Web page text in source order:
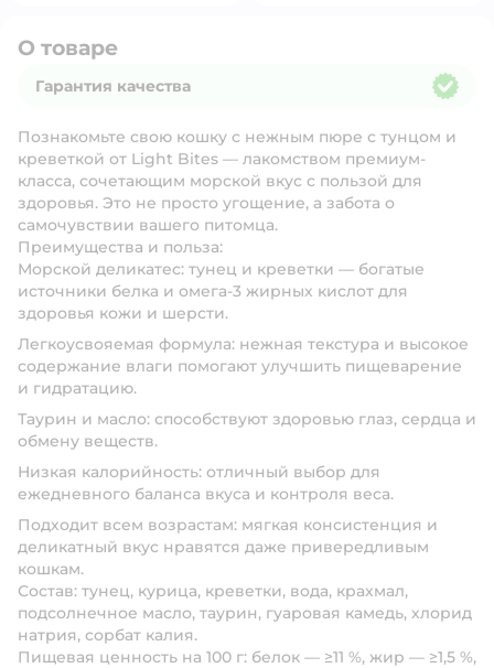
О товаре
Гарантия качества
Познакомьте свою кошку с нежным пюре с тунцом и
креветкой от Light Bites — лакомством премиум-
класса, сочетающим морской вкус с пользой для
здоровья. Это не просто угощение, а забота о
самочувствии вашего питомца.
Преимущества и польза:
Морской деликатес: тунец и креветки — богатые
источники белка и омега-3 жирных кислот для
здоровья кожи и шерсти.
Легкоусвояемая формула: нежная текстура и высокое
содержание влаги помогают улучшить пищеварение
и гидратацию.
Таурин и масло: способствуют здоровью глаз, сердца и
обмену веществ.
Низкая калорийность: отличный выбор для
ежедневного баланса вкуса и контроля веса.
Подходит всем возрастам: мягкая консистенция и
деликатный вкус нравятся даже привередливым
кошкам.
Состав: тунец, курица, креветки, вода, крахмал,
подсолнечное масло, таурин, гуаровая камедь, хлорид
натрия, сорбат калия.
Пищевая ценность на 100 г: белок — ≥11 %, жир — ≥1,5 %,